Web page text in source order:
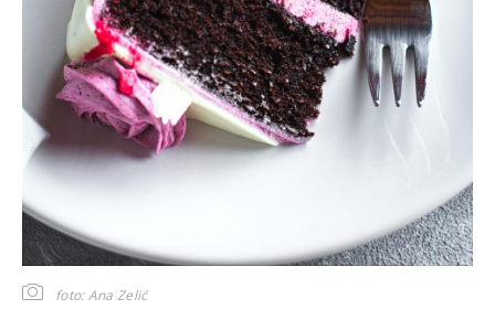
foto: Ana Zelić